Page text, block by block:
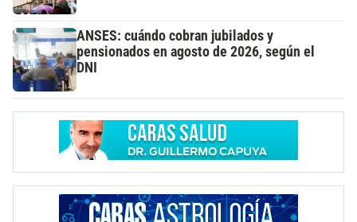
ANSES: cuándo cobran jubilados y
pensionados en agosto de 2026, según el
DNI